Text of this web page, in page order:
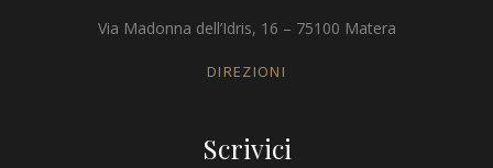
Via Madonna dell’Idris, 16 – 75100 Matera
DIREZIONI
Scrivici